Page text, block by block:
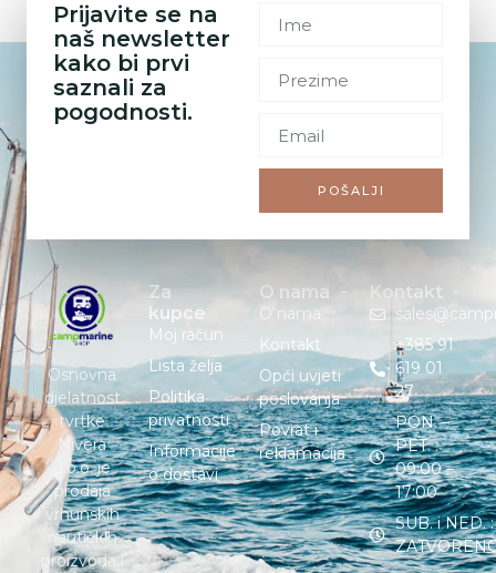
Prijavite se na
naš newsletter
kako bi prvi
saznali za
pogodnosti.
POŠALJI
Osnovna
djelatnost
tvrtke
Nivera
d.o.o. je
prodaja
vrhunskih
nautičkih
proizvoda i
Za
kupce
Moj račun
Lista želja
Politika
privatnosti
Informacije
o dostavi
O nama
O nama
Kontakt
Opći uvjeti
poslovanja
Povrat i
reklamacija
Kontakt
+385 91
619 01
27
PON. –
PET. :
09:00 –
17:00
SUB. i NED. :